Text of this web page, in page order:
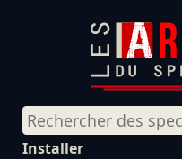
Installer